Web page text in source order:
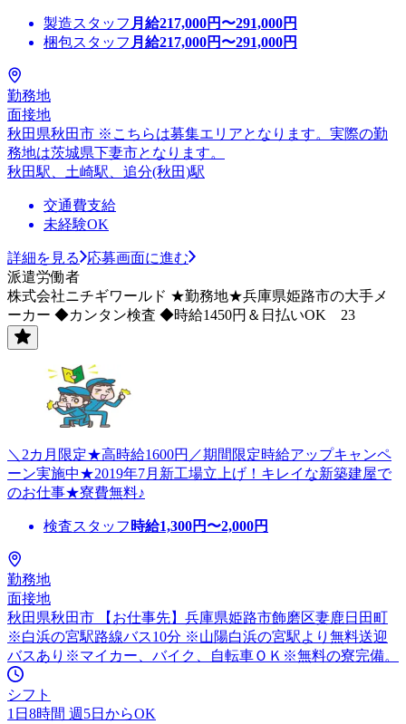
製造スタッフ 月給217,000円〜291,000円
梱包スタッフ 月給217,000円〜291,000円
勤務地
面接地
秋田県秋田市 ※こちらは募集エリアとなります。実際の勤
務地は茨城県下妻市となります。
秋田駅、土崎駅、追分(秋田)駅
交通費支給
未経験OK
詳細を見る
応募画面に進む
派遣労働者
株式会社ニチギワールド ★勤務地★兵庫県姫路市の大手メ
ーカー ◆カンタン検査 ◆時給1450円＆日払いOK 23
＼2カ月限定★高時給1600円／期間限定時給アップキャンペ
ーン実施中★2019年7月新工場立上げ！キレイな新築建屋で
のお仕事★寮費無料♪
検査スタッフ 時給1,300円〜2,000円
勤務地
面接地
秋田県秋田市 【お仕事先】兵庫県姫路市飾磨区妻鹿日田町
※白浜の宮駅路線バス10分 ※山陽白浜の宮駅より無料送迎
バスあり※マイカー、バイク、自転車ＯＫ※無料の寮完備。
シフト
1日8時間 週5日からOK